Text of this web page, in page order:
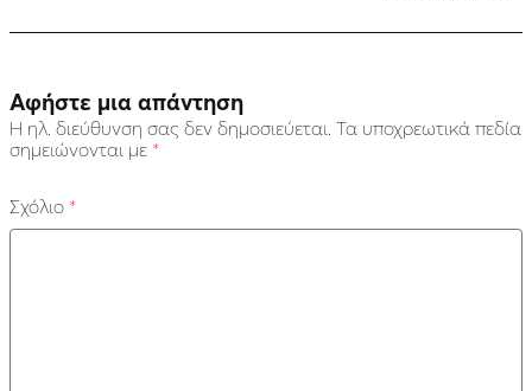
Αφήστε μια απάντηση
Η ηλ. διεύθυνση σας δεν δημοσιεύεται. Τα υποχρεωτικά πεδία
σημειώνονται με *
Σχόλιο *